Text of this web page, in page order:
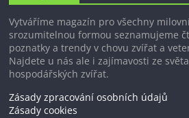
Vytváříme magazín pro všechny
srozumitelnou formou seznamujeme
poznatky a trendy v chovu zvířat a
Najdete u nás ale i zajímavosti ze
hospodářských zvířat.
Zásady zpracování osobních údajů
Zásady cookies